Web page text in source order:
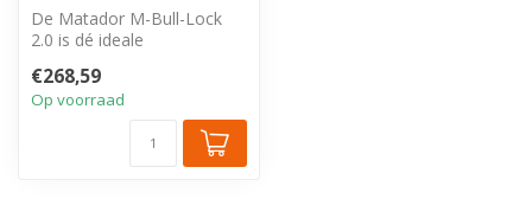
De Matador M-Bull-Lock
2.0 is dé ideale
bestelwagens ...
€268,59
Op voorraad